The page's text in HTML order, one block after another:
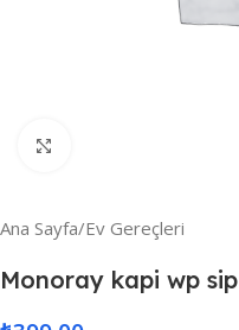
Ana Sayfa/Ev Gereçleri
Monoray kapi wp sip